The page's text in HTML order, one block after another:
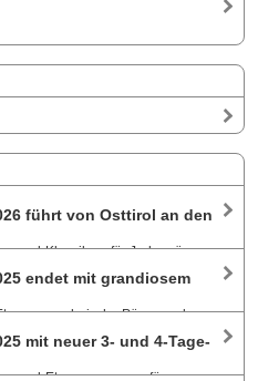
führt von Osttirol an den
Klassikers für Jedermänner
2026 einen spektakulären Ritt in
mehr als 17.000 Höhenmeter
endet mit grandiosem
malerische Pässe und
Juni 2025: Mehr als 600
der 21. Auflage des Rennrad-
feiern lassen. Die Anmeldung für
mit neuer 3- und 4-Tage-